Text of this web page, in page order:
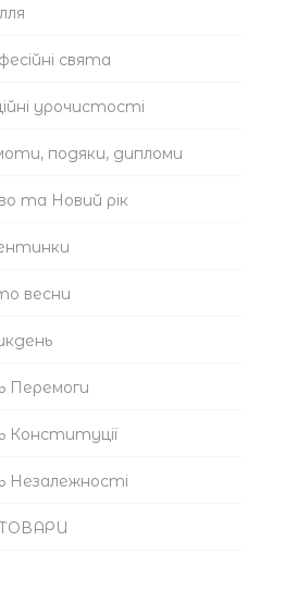
свята
урочистості
подяки, дипломи
та Новий рік
весни
Перемоги
Конституції
Незалежності
ТОВАРИ